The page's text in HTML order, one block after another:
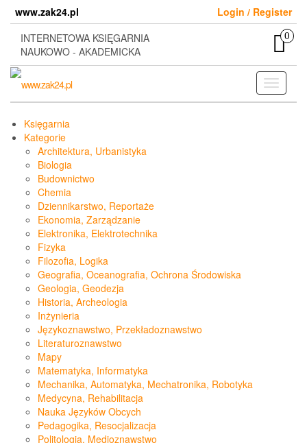
content
www.zak24.pl
Login / Register
INTERNETOWA KSIĘGARNIA
NAUKOWO - AKADEMICKA
0
Toggle
Księgarnia
Kategorie
Architektura, Urbanistyka
Biologia
Budownictwo
Chemia
Dziennikarstwo, Reportaże
Ekonomia, Zarządzanie
Elektronika, Elektrotechnika
Fizyka
Filozofia, Logika
Geografia, Oceanografia, Ochrona Środowiska
Geologia, Geodezja
Historia, Archeologia
Inżynieria
Językoznawstwo, Przekładoznawstwo
Literaturoznawstwo
Mapy
Matematyka, Informatyka
Mechanika, Automatyka, Mechatronika, Robotyka
Medycyna, Rehabilitacja
Nauka Języków Obcych
Pedagogika, Resocjalizacja
Politologia, Medioznawstwo